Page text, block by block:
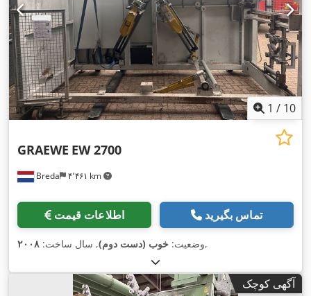
1 / 10
Breda ۴٬۴۶۱ km
GRAEWE EW 2700
اطلاعات قیمت تماس بگیرید
وضعیت: خوب (دست دوم), سال ساخت: ۲۰۰۸ ,
آگهی کوچک